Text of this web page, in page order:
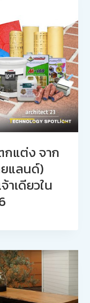
แต่ง จาก
แลนด์)
าเดียวใน